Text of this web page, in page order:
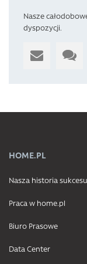
Nasze
dyspozycji.
HOME.PL
Nasza historia sukcesu
Praca w home.pl
Biuro Prasowe
Data Center